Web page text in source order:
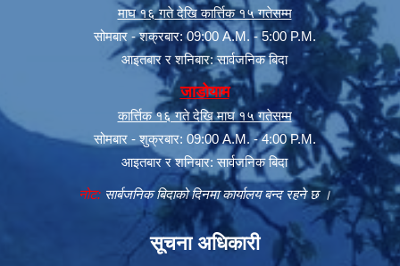
माघ १६ गते देखि कार्त्तिक १५ गतेसम्म
सोमबार - शक्रबार: 09:00 A.M. - 5:00 P.M.
आइतबार र शनिबार: सार्वजनिक बिदा
जाडोयाम
कार्त्तिक १६ गते देखि माघ १५ गतेसम्म
सोमबार - शुक्रबार: 09:00 A.M. - 4:00 P.M.
आइतबार र शनिबार: सार्वजनिक बिदा
नोट:सार्बजनिक बिदाको दिनमा कार्यालय बन्द रहने छ ।
सूचना अधिकारी